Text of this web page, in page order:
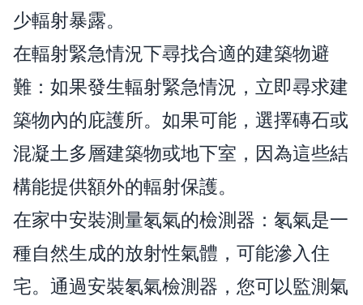
少輻射暴露。
在輻射緊急情況下尋找合適的建築物避
難：如果發生輻射緊急情況，立即尋求建
築物內的庇護所。如果可能，選擇磚石或
混凝土多層建築物或地下室，因為這些結
構能提供額外的輻射保護。
在家中安裝測量氡氣的檢測器：氡氣是一
種自然生成的放射性氣體，可能滲入住
宅。通過安裝氡氣檢測器，您可以監測氣